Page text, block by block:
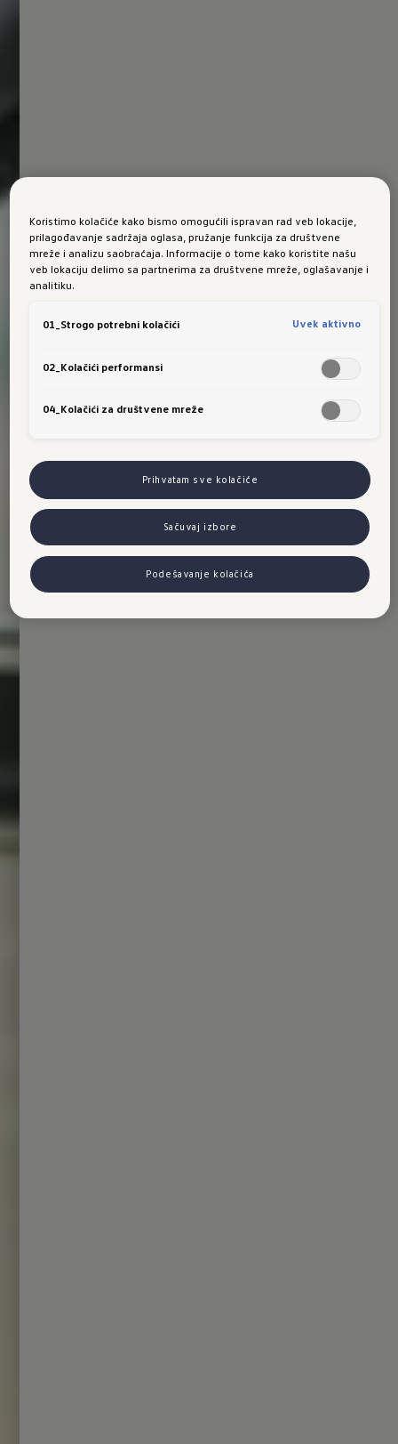
Koristimo kolačiće kako bismo omogućili ispravan rad veb lokacije,
prilagođavanje sadržaja oglasa, pružanje funkcija za društvene
mreže i analizu saobraćaja. Informacije o tome kako koristite našu
veb lokaciju delimo sa partnerima za društvene mreže, oglašavanje i
analitiku.
01_Strogo potrebni kolačići Uvek aktivno
02_Kolačići performansi
04_Kolačići za društvene mreže
Prihvatam sve kolačiće
Sačuvaj izbore
Podešavanje kolačića